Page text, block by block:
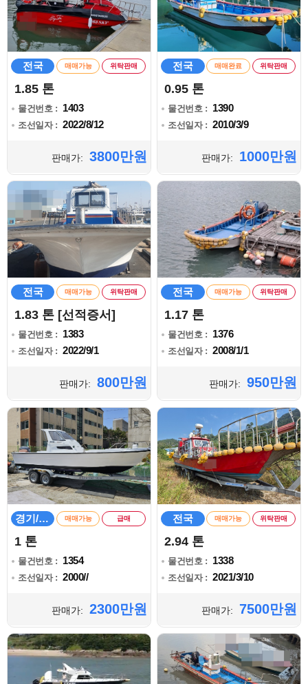
전국 매매가능 위탁판매
1.85 톤
물건번호 : 1403
조선일자 : 2022/8/12
판매가: 3800만원
전국 매매완료 위탁판매
0.95 톤
물건번호 : 1390
조선일자 : 2010/3/9
판매가: 1000만원
전국 매매가능 위탁판매
1.83 톤 [선적증서]
물건번호 : 1383
조선일자 : 2022/9/1
판매가: 800만원
전국 매매가능 위탁판매
1.17 톤
물건번호 : 1376
조선일자 : 2008/1/1
판매가: 950만원
경기/인천 매매가능 급매
1 톤
물건번호 : 1354
조선일자 : 2000//
판매가: 2300만원
전국 매매가능 위탁판매
2.94 톤
물건번호 : 1338
조선일자 : 2021/3/10
판매가: 7500만원